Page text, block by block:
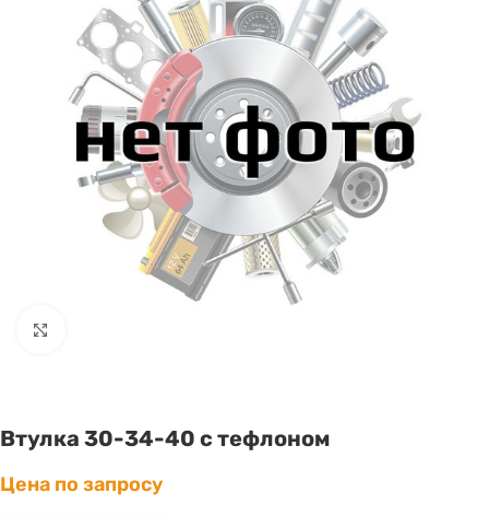
Втулка 30-34-40 с тефлоном
Цена по запросу